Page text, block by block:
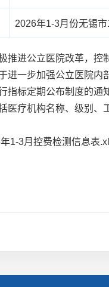
2026年1-3月份无锡
进公立医院改革，控制
进一步加强公立医院内
指标定期公布制度的通
括医疗机构名称、级别
1-3月控费检测信息表